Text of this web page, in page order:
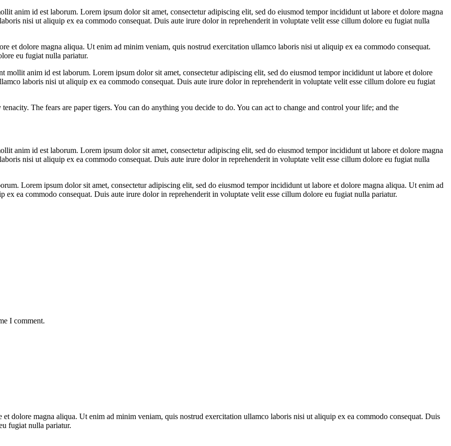
anim id est laborum. Lorem ipsum dolor sit amet, consectetur adipiscing elit, sed do eiusmod tempor incididunt ut labore et dolore magna
nisi ut aliquip ex ea commodo consequat. Duis aute irure dolor in reprehenderit in voluptate velit esse cillum dolore eu fugiat nulla
et dolore magna aliqua. Ut enim ad minim veniam, quis nostrud exercitation ullamco laboris nisi ut aliquip ex ea commodo consequat.
eu fugiat nulla pariatur.
mollit anim id est laborum. Lorem ipsum dolor sit amet, consectetur adipiscing elit, sed do eiusmod tempor incididunt ut labore et dolore
laboris nisi ut aliquip ex ea commodo consequat. Duis aute irure dolor in reprehenderit in voluptate velit esse cillum dolore eu fugiat
The fears are paper tigers. You can do anything you decide to do. You can act to change and control your life; and the
anim id est laborum. Lorem ipsum dolor sit amet, consectetur adipiscing elit, sed do eiusmod tempor incididunt ut labore et dolore magna
nisi ut aliquip ex ea commodo consequat. Duis aute irure dolor in reprehenderit in voluptate velit esse cillum dolore eu fugiat nulla
Lorem ipsum dolor sit amet, consectetur adipiscing elit, sed do eiusmod tempor incididunt ut labore et dolore magna aliqua. Ut enim ad
ea commodo consequat. Duis aute irure dolor in reprehenderit in voluptate velit esse cillum dolore eu fugiat nulla pariatur.
I comment.
dolore magna aliqua. Ut enim ad minim veniam, quis nostrud exercitation ullamco laboris nisi ut aliquip ex ea commodo consequat. Duis
fugiat nulla pariatur.